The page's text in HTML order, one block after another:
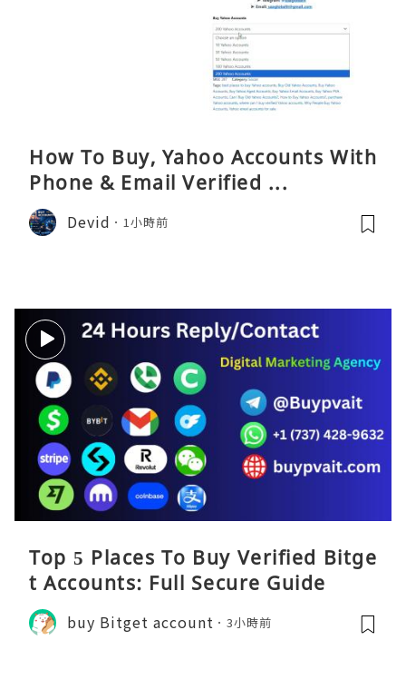
How To Buy, Yahoo Accounts With
Phone & Email Verified ...
Devid 1小時前
Top 5 Places To Buy Verified Bitge
t Accounts: Full Secure Guide
buy Bitget account 3小時前